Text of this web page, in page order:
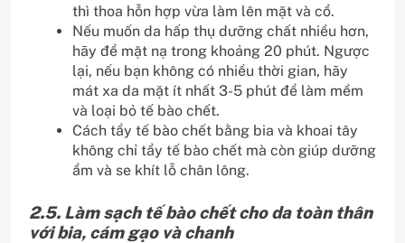
thì thoa hỗn hợp vừa làm lên mặt và cổ.
Nếu muốn da hấp thụ dưỡng chất nhiều hơn,
hãy để mặt nạ trong khoảng 20 phút. Ngược
lại, nếu bạn không có nhiều thời gian, hãy
mát xa da mặt ít nhất 3-5 phút để làm mềm
và loại bỏ tế bào chết.
Cách tẩy tế bào chết bằng bia và khoai tây
không chỉ tẩy tế bào chết mà còn giúp dưỡng
ẩm và se khít lỗ chân lông.
2.5. Làm sạch tế bào chết cho da toàn thân
với bia, cám gạo và chanh